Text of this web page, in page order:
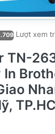
Lượt xem
TN-